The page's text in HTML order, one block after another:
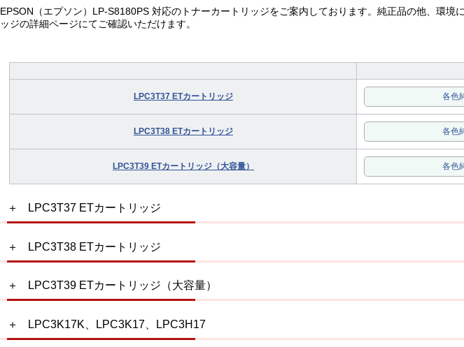
EPSON（エプソン）LP-S8180PS 対応のトナーカートリッジをご案内しております。純正品の他、環
ッジの詳細ページにてご確認いただけます。
LPC3T37 ETカートリッジ 各色
LPC3T38 ETカートリッジ 各色
LPC3T39 ETカートリッジ（大容量） 各色
LPC3T37 ETカートリッジ
LPC3T38 ETカートリッジ
LPC3T39 ETカートリッジ（大容量）
LPC3K17K、LPC3K17、LPC3H17